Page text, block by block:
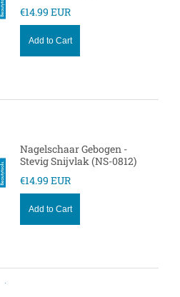
€14.99 EUR
Add to Cart
Nagelschaar Gebogen -
Stevig Snijvlak (NS-0812)
€14.99 EUR
Add to Cart